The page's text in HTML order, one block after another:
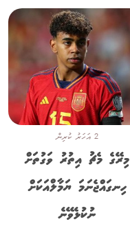
2 އަހަރު ކުރިން
މިރޭގެ މެޗު އިތުރު ވަގުތަށް
ހިނގައްޖެނަމަ ޔަމާލްއަކަށް
ނުކުޅެވޭނެ